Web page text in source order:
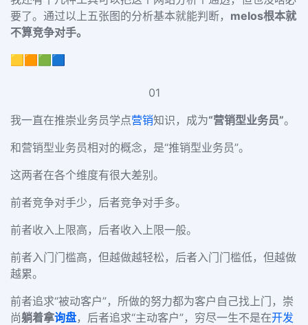
要了。通过以上五张图的分析基本就能判断， melos根本就
不算竞争对手。
🟨🟧🟩🟦
01
我一直在推崇业务员学点营销知识，成为“营销型业务员”。
和营销型业务员相对的概念，是“推销型业务员”。
这两者在各个维度有很大差别。
前者竞争对手少，后者竞争对手多。
前者收入上限高，后者收入上限一般。
前者入门门槛高，但越做越轻松，后者入门门槛低，但越做
越累。
前者追求“被动客户”，所做的努力都为客户自己找上门，崇
尚躺着拿询盘，后者追求“主动客户”，穷尽一生不是在开发